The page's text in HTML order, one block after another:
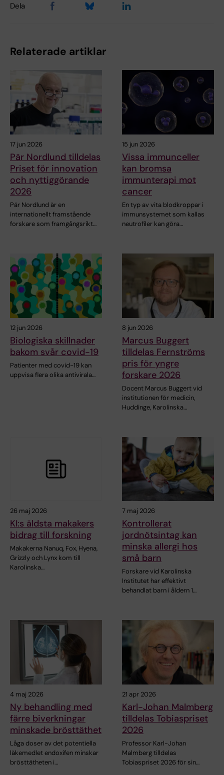
Dela
Relaterade artiklar
17 jun 2026
Pär Nordlund tilldelas
Priset för innovation
och nyttiggörande
2026
Pär Nordlund är en
internationellt framstående
forskare som framgångsrikt…
15 jun 2026
Vissa immunceller
kan bromsa
immunterapi mot
cancer
En typ av vita blodkroppar i
immunsystemet som kallas
neutrofiler kan göra…
12 jun 2026
Biologiska skillnader
bakom svår covid-19
Patienter med covid-19 kan
uppvisa flera olika antivirala…
8 jun 2026
Marcus Buggert
tilldelas Fernströms
pris för yngre
forskare 2026
Docent Marcus Buggert vid
institutionen för medicin,
Huddinge, Karolinska…
26 maj 2026
KI:s äldsta makakers
bidrag till forskning
Makakerna Nanuq, Fox, Hyena,
Grizzly och Lynx kom till
Karolinska…
7 maj 2026
Kontrollerat
jordnötsintag kan
minska allergi hos
små barn
Forskare vid Karolinska
Institutet har effektivt
behandlat barn i åldern 1…
4 maj 2026
Ny behandling med
färre biverkningar
minskade brösttäthet
Låga doser av det potentiella
läkemedlet endoxifen minskar
brösttätheten i…
21 apr 2026
Karl-Johan Malmberg
tilldelas Tobiaspriset
2026
Professor Karl-Johan
Malmberg tilldelas
Tobiaspriset 2026 för sin…